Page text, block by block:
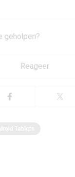
geholpen?
Reageer